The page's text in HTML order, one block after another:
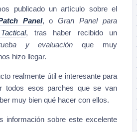
publicado un artículo sobre el
Panel, oGran Panel para
, tras haber recibido un
y evaluación que muy
hizo llegar.
realmente útil e interesante para
todos esos parches que se van
muy bien qué hacer con ellos.
información sobre este excelente